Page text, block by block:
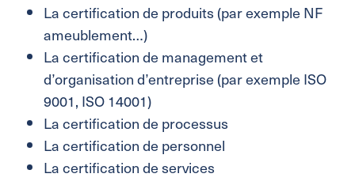
La certification de produits (par exemple NF
ameublement…)
La certification de management et
d’organisation d’entreprise (par exemple ISO
9001, ISO 14001)
La certification de processus
La certification de personnel
La certification de services